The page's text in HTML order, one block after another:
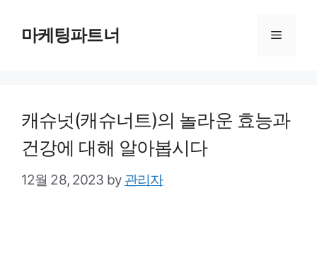
마케팅파트너 Menu
캐슈넛(캐슈너트)의 놀라운 효능과
건강에 대해 알아봅시다
12월 28, 2023 by 관리자